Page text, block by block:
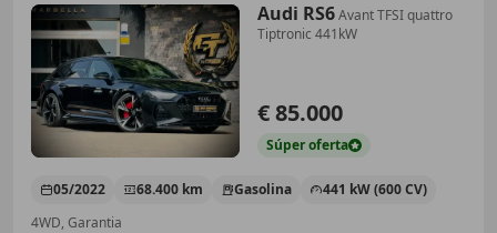
Audi RS6Avant TFSI quattro
Tiptronic 441kW
€ 85.000
Súperoferta
05/2022 68.400 km Gasolina
441 kW (600 CV)
4WD, Garantia